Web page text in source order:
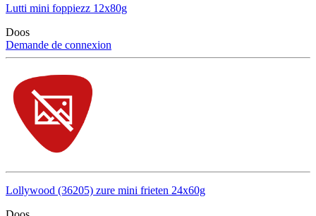
Lutti mini foppiezz 12x80g
Doos
Demande de connexion
Lollywood (36205) zure mini frieten 24x60g